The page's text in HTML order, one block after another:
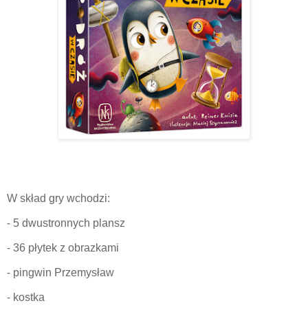
W skład gry wchodzi:
- 5 dwustronnych plansz
- 36 płytek z obrazkami
- pingwin Przemysław
- kostka